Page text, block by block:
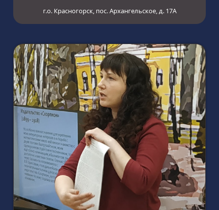
г.о. Красногорск, пос. Архангельское, д. 17А